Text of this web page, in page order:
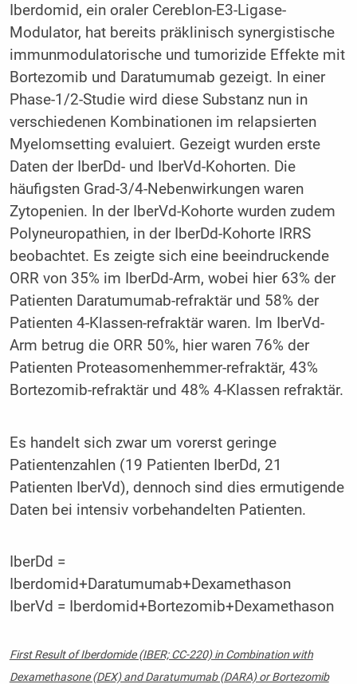
Iberdomid, ein oraler Cereblon-E3-Ligase-
Modulator, hat bereits präklinisch synergistische
immunmodulatorische und tumorizide Effekte mit
Bortezomib und Daratumumab gezeigt. In einer
Phase-1/2-Studie wird diese Substanz nun in
verschiedenen Kombinationen im relapsierten
Myelomsetting evaluiert. Gezeigt wurden erste
Daten der IberDd- und IberVd-Kohorten. Die
häufigsten Grad-3/4-Nebenwirkungen waren
Zytopenien. In der IberVd-Kohorte wurden zudem
Polyneuropathien, in der IberDd-Kohorte IRRS
beobachtet. Es zeigte sich eine beeindruckende
ORR von 35% im IberDd-Arm, wobei hier 63% der
Patienten Daratumumab-refraktär und 58% der
Patienten 4-Klassen-refraktär waren. Im IberVd-
Arm betrug die ORR 50%, hier waren 76% der
Patienten Proteasomenhemmer-refraktär, 43%
Bortezomib-refraktär und 48% 4-Klassen refraktär.
Es handelt sich zwar um vorerst geringe
Patientenzahlen (19 Patienten IberDd, 21
Patienten IberVd), dennoch sind dies ermutigende
Daten bei intensiv vorbehandelten Patienten.
IberDd =
Iberdomid+Daratumumab+Dexamethason
IberVd = Iberdomid+Bortezomib+Dexamethason
First Result of Iberdomide (IBER; CC-220) in Combination with
Dexamethasone (DEX) and Daratumumab (DARA) or Bortezomib